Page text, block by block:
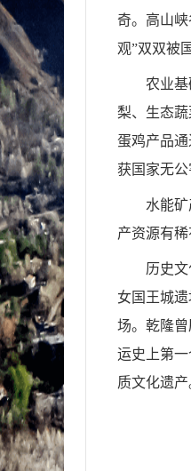
奇。高山
观”双双被
农业基
梨、生态
蛋鸡产品通
获国家无公
水能矿
产资源有
历史文
女国王城遗
场。乾隆曾
运史上第
质文化遗产